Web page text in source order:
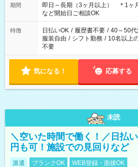
11：00-20：00（実働8ｈ/休憩1ｈ
休憩1ｈ） 12：00-21：00（実働8
00（実働8ｈ/休憩1ｈ）
期間
即日～長期（3ヶ月以上） ＊1ヶ
など開始日ご相談OK
特徴 日払いOK / 履歴書不要 / 40～50代
服装自由 / シフト勤務 / 10名以上
不要
気になる！ 応募する
未読
＼空いた時間で働く！／日払
円も可！施設での見回りなど
派遣 ブランクOK WEB登録・面接OK